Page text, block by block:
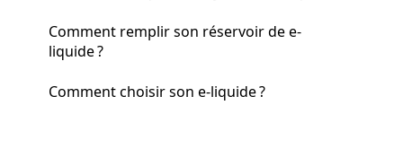
Comment remplir son réservoir de e-
liquide ?
Comment choisir son e-liquide ?